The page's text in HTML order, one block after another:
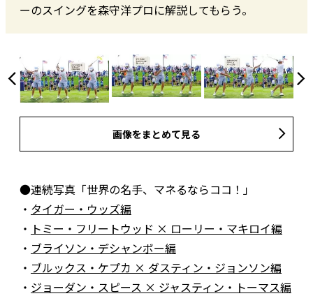
ーのスイングを森守洋プロに解説してもらう。
画像をまとめて見る
●連続写真「世界の名手、マネるならココ！」
・ タイガー・ウッズ編
・ トミー・フリートウッド × ローリー・マキロイ編
・ ブライソン・デシャンボー編
・ ブルックス・ケプカ × ダスティン・ジョンソン編
・ ジョーダン・スピース × ジャスティン・トーマス編